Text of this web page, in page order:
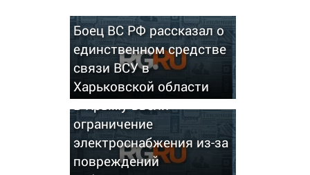
Боец ВС РФ рассказал о
единственном средстве
связи ВСУ в
Харьковской области
В Крыму ввели
ограничение
электроснабжения из-за
повреждений